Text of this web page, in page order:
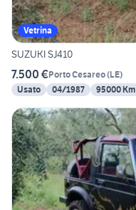
Vetrina
SUZUKI SJ410
7.500 €Porto Cesareo(LE)
Usato
04/1987 95000 Km